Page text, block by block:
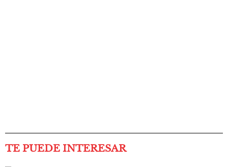
TE PUEDE INTERESAR